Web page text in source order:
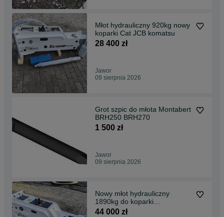
Młot hydrauliczny 920kg nowy
koparki Cat JCB komatsu
28 400 zł
Jawor
09 sierpnia 2026
Grot szpic do młota Montabert
BRH250 BRH270
1 500 zł
Jawor
09 sierpnia 2026
Nowy młot hydrauliczny
1890kg do koparki
gąsienicowej Cat JCB
44 000 zł